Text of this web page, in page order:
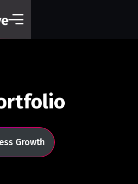
Growth